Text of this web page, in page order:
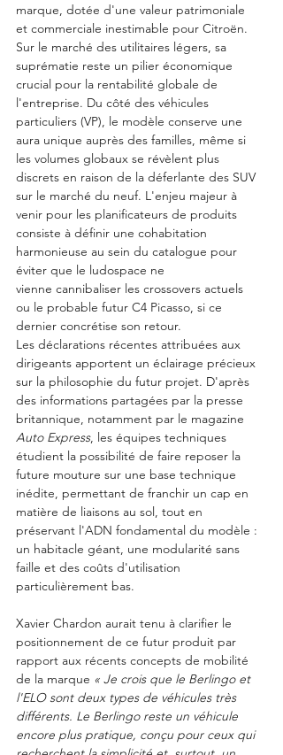
marque, dotée d'une valeur patrimoniale
et commerciale inestimable pour Citroën.
Sur le marché des utilitaires légers, sa
suprématie reste un pilier économique
crucial pour la rentabilité globale de
l'entreprise. Du côté des véhicules
particuliers (VP), le modèle conserve une
aura unique auprès des familles, même si
les volumes globaux se révèlent plus
discrets en raison de la déferlante des SUV
sur le marché du neuf. L'enjeu majeur à
venir pour les planificateurs de produits
consiste à définir une cohabitation
harmonieuse au sein du catalogue pour
éviter que le ludospace ne
vienne cannibaliser les crossovers actuels
ou le probable futur C4 Picasso, si ce
dernier concrétise son retour.
Les déclarations récentes attribuées aux
dirigeants apportent un éclairage précieux
sur la philosophie du futur projet. D'après
des informations partagées par la presse
britannique, notamment par le magazine
Auto Express, les équipes techniques
étudient la possibilité de faire reposer la
future mouture sur une base technique
inédite, permettant de franchir un cap en
matière de liaisons au sol, tout en
préservant l'ADN fondamental du modèle :
un habitacle géant, une modularité sans
faille et des coûts d'utilisation
particulièrement bas.
Xavier Chardon aurait tenu à clarifier le
positionnement de ce futur produit par
rapport aux récents concepts de mobilité
de la marque « Je crois que le Berlingo et
l'ELO sont deux types de véhicules très
différents. Le Berlingo reste un véhicule
encore plus pratique, conçu pour ceux qui